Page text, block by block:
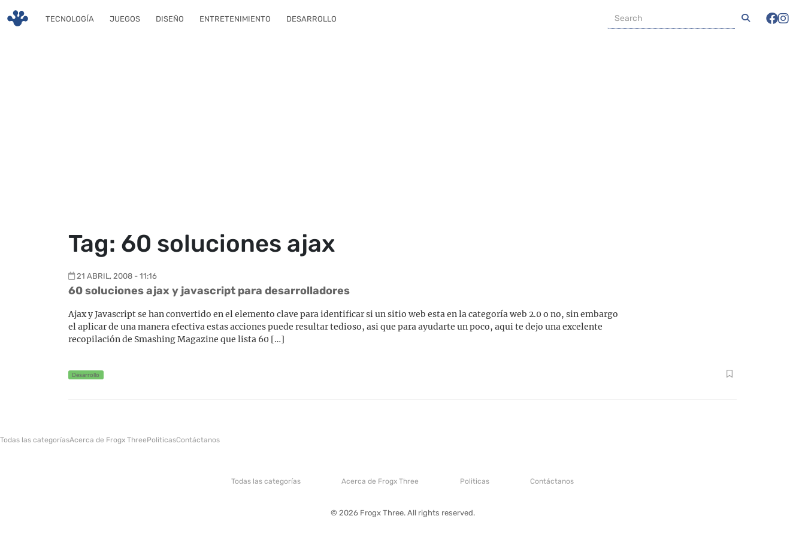
TECNOLOGÍA JUEGOS DISEÑO ENTRETENIMIENTO DESARROLLO
Tag: 60 soluciones ajax
21 ABRIL, 2008 - 11:16
60 soluciones ajax y javascript para desarrolladores
Ajax y Javascript se han convertido en el elemento clave para identificar si un sitio web esta en la categoría web 2.0 o no, sin embargo
el aplicar de una manera efectiva estas acciones puede resultar tedioso, asi que para ayudarte un poco, aqui te dejo una excelente
recopilación de Smashing Magazine que lista 60 […]
Desarrollo
Todas las categoríasAcerca de Frogx ThreePoliticasContáctanos
Todas las categorías Acerca de Frogx Three Politicas Contáctanos
© 2026 Frogx Three. All rights reserved.